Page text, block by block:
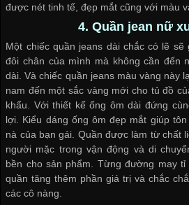
được nét tinh tế, đẹp mắt cũng với màu
4. Quần jean nữ
Một chiếc quần jeans dài chắc có lẽ
đôi chân của mình mà không cần đến
dài. Và chiếc quần jeans màu vàng này
nam đến một sắc vàng mới cho tủ đồ
khẩu. Với thiết kế ống ôm dài đứng
lợi. Kiểu dáng ống ôm đẹp mắt giúp
nà của bạn gái. Quần được làm từ chất
người mặc trong vận động và di
bền cho sản phẩm. Từng đường may
quần tăng thêm phần giá trị và chắc
các cô nàng.